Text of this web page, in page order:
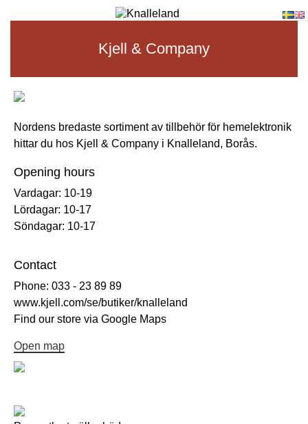
Kjell & Company
Nordens bredaste sortiment av tillbehör för hemelektronik
hittar du hos Kjell & Company i Knalleland, Borås.
Opening hours
Vardagar: 10-19
Lördagar: 10-17
Söndagar: 10-17
Contact
Phone: 033 - 23 89 89
www.kjell.com/se/butiker/knalleland
Find our store via Google Maps
Open map